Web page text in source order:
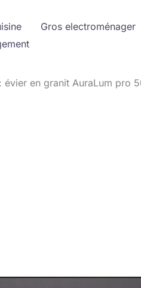
Gros electroménager
évier en granit AuraLum pro